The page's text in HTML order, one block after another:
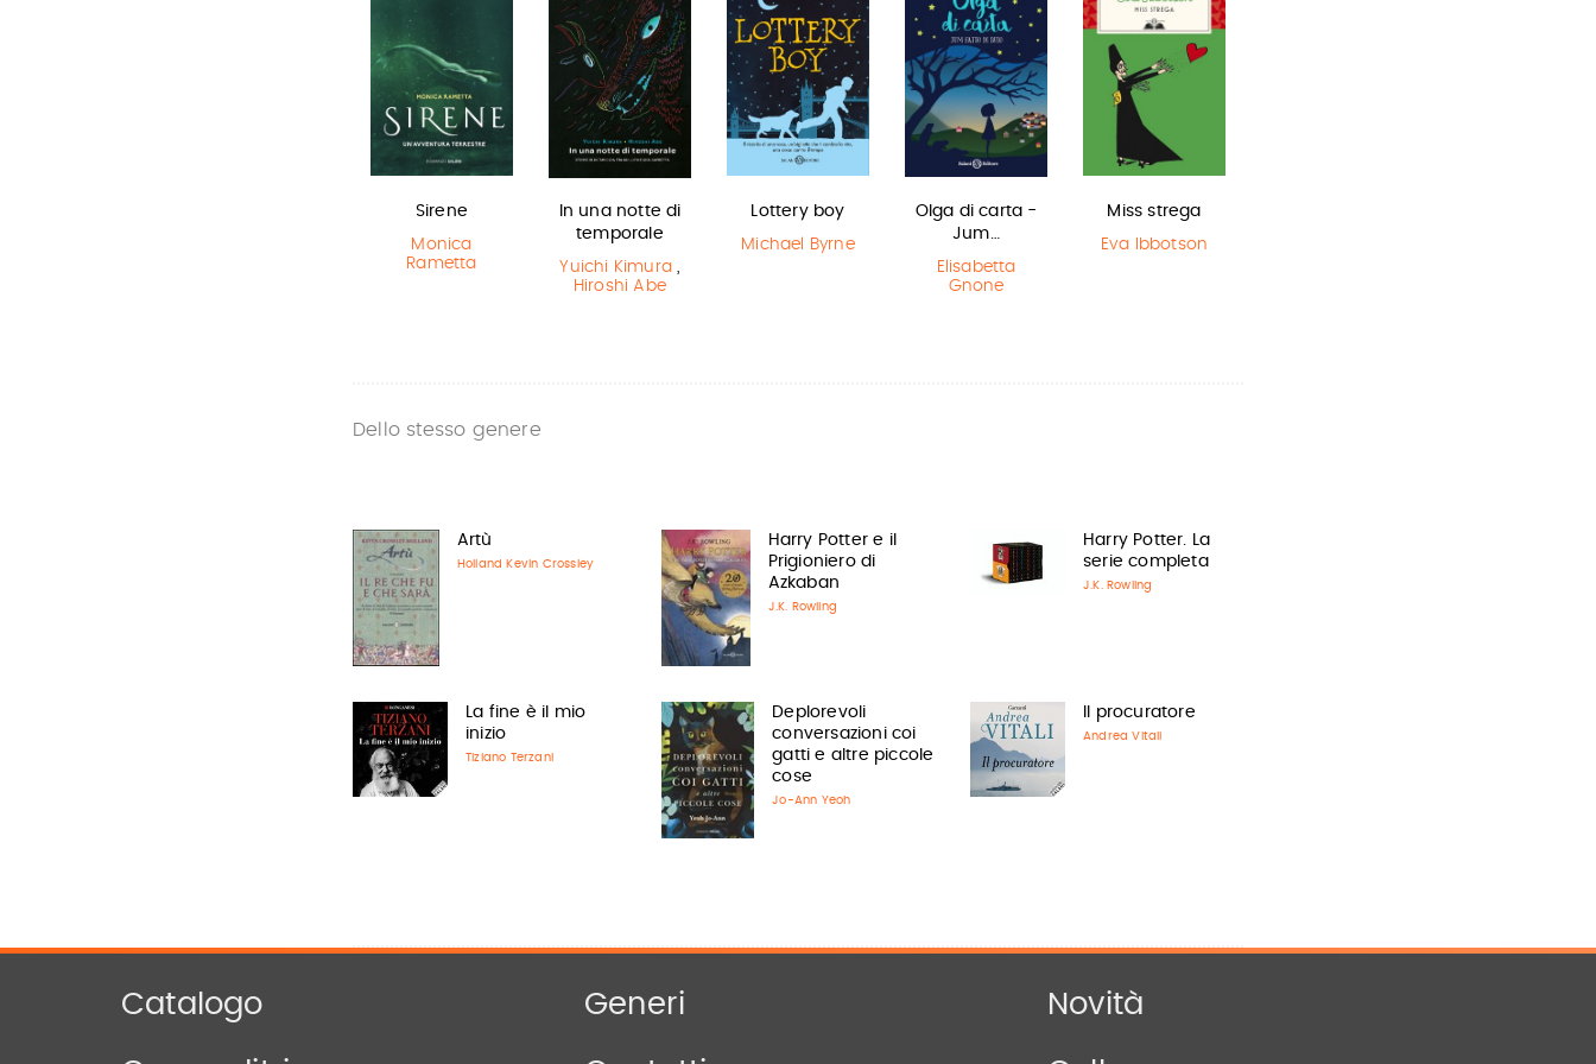
Sirene
Monica
Rametta
In una notte di
temporale
Yuichi Kimura ,
Hiroshi Abe
Lottery boy
Michael Byrne
Olga di carta -
Jum…
Elisabetta
Gnone
Miss strega
Eva Ibbotson
Dello stesso genere
Artù
Holland Kevin Crossley
Harry Potter e il
Prigioniero di
Azkaban
J.K. Rowling
Harry Potter. La
serie completa
J.K. Rowling
La fine è il mio
inizio
Tiziano Terzani
Deplorevoli
conversazioni coi
gatti e altre piccole
cose
Jo-Ann Yeoh
Il procuratore
Andrea Vitali
Catalogo Generi Novità